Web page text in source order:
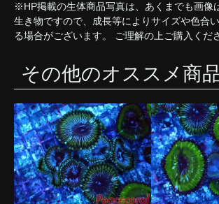
※HP掲載の生体商品写真は、あくまでも画像
生き物ですので、成長等によりサイズや色合
る場合がございます。 ご理解の上ご購入くだ
その他のオススメ商